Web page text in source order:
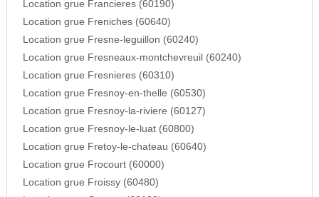
Location grue Francieres (60190)
Location grue Freniches (60640)
Location grue Fresne-leguillon (60240)
Location grue Fresneaux-montchevreuil (60240)
Location grue Fresnieres (60310)
Location grue Fresnoy-en-thelle (60530)
Location grue Fresnoy-la-riviere (60127)
Location grue Fresnoy-le-luat (60800)
Location grue Fretoy-le-chateau (60640)
Location grue Frocourt (60000)
Location grue Froissy (60480)